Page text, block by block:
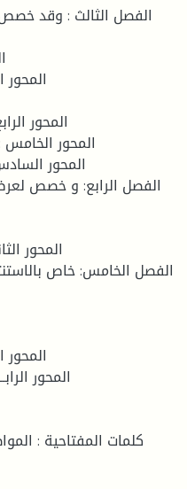
الفصل الثالث : وقد خصص
المحور
المحور الخامس
المحور
الفصل الرابع: و خصص
المحور
الفصل الخامس: خاص
المحور
المحور
كلمات المفتاحية :